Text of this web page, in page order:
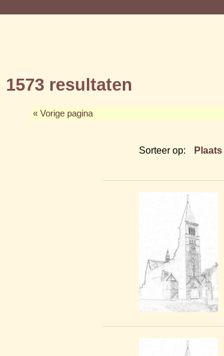
1573 resultaten
« Vorige pagina
Sorteer op: Plaats